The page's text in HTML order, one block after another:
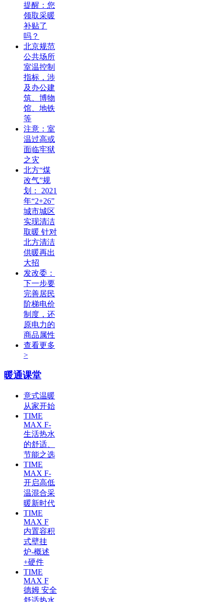
提醒：您
领取采暖
补贴了
吗？
北京规范
公共场所
室温控制
指标，涉
及办公建
筑、博物
馆、地铁
等
注意：室
温过高或
面临牢狱
之灾
北方“煤
改气”规
划： 2021
年“2+26”
城市城区
实现清洁
取暖 针对
北方清洁
供暖再出
大招
发改委：
下一步要
完善居民
阶梯电价
制度，还
原电力的
商品属性
查看更多
>
暖通课堂
意式温暖
从家开始
TIME
MAX F-
生活热水
的舒适、
节能之选
TIME
MAX F-
开启高低
温混合采
暖新时代
TIME
MAX F
内置容积
式壁挂
炉-概述
+硬件
TIME
MAX F
德姆 安全
舒适热水